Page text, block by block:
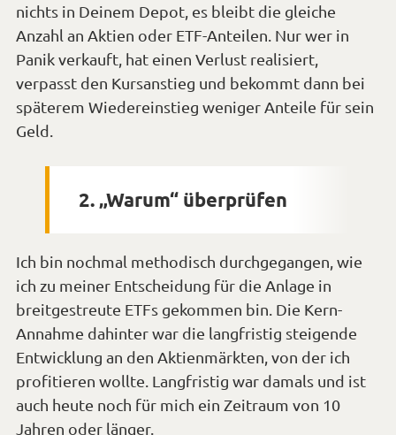
nichts in Deinem Depot, es bleibt die gleiche
Anzahl an Aktien oder ETF-Anteilen. Nur wer in
Panik verkauft, hat einen Verlust realisiert,
verpasst den Kursanstieg und bekommt dann bei
späterem Wiedereinstieg weniger Anteile für sein
Geld.
2. „Warum“ überprüfen
Ich bin nochmal methodisch durchgegangen, wie
ich zu meiner Entscheidung für die Anlage in
breitgestreute ETFs gekommen bin. Die Kern-
Annahme dahinter war die langfristig steigende
Entwicklung an den Aktienmärkten, von der ich
profitieren wollte. Langfristig war damals und ist
auch heute noch für mich ein Zeitraum von 10
Jahren oder länger.